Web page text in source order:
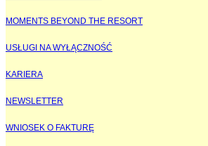
MOMENTS BEYOND THE RESORT
USŁUGI NA WYŁĄCZNOŚĆ
KARIERA
NEWSLETTER
WNIOSEK O FAKTURĘ